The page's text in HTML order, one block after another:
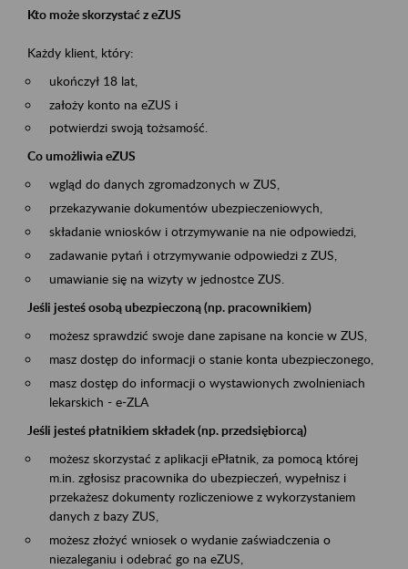
Kto może skorzystać z eZUS
Każdy klient, który:
ukończył 18 lat,
założy konto na eZUS i
potwierdzi swoją tożsamość.
Co umożliwia eZUS
wgląd do danych zgromadzonych w ZUS,
przekazywanie dokumentów ubezpieczeniowych,
składanie wniosków i otrzymywanie na nie odpowiedzi,
zadawanie pytań i otrzymywanie odpowiedzi z ZUS,
umawianie się na wizyty w jednostce ZUS.
Jeśli jesteś osobą ubezpieczoną (np. pracownikiem)
możesz sprawdzić swoje dane zapisane na koncie w ZUS,
masz dostęp do informacji o stanie konta ubezpieczonego,
masz dostęp do informacji o wystawionych zwolnieniach
lekarskich - e-ZLA
Jeśli jesteś płatnikiem składek (np. przedsiębiorcą)
możesz skorzystać z aplikacji ePłatnik, za pomocą której
m.in. zgłosisz pracownika do ubezpieczeń, wypełnisz i
przekażesz dokumenty rozliczeniowe z wykorzystaniem
danych z bazy ZUS,
możesz złożyć wniosek o wydanie zaświadczenia o
niezaleganiu i odebrać go na eZUS,